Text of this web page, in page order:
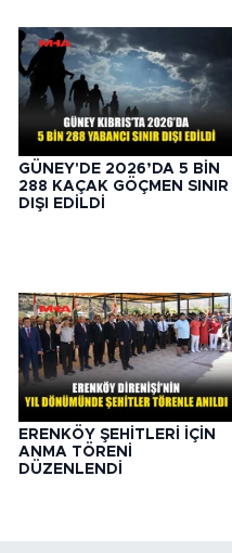
GÜNEY'DE 2026’DA 5 BİN
288 KAÇAK GÖÇMEN SINIR
DIŞI EDİLDİ
ERENKÖY ŞEHİTLERİ İÇİN
ANMA TÖRENİ
DÜZENLENDİ